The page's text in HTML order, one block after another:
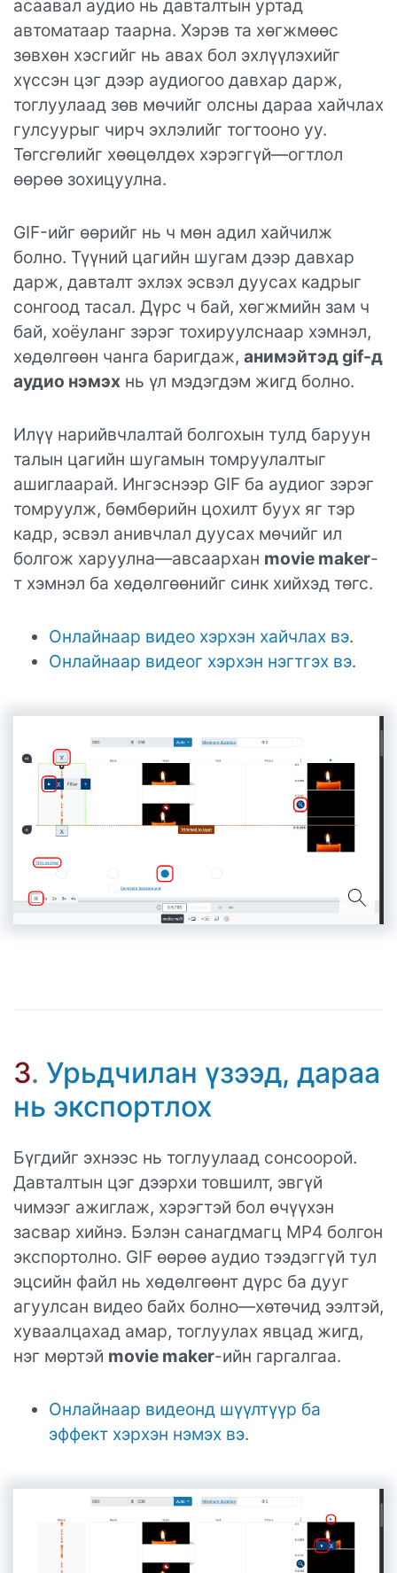
асаавал аудио нь давталтын уртад
автоматаар таарна. Хэрэв та хөгжмөөс
зөвхөн хэсгийг нь авах бол эхлүүлэхийг
хүссэн цэг дээр аудиогоо давхар дарж,
тоглуулаад зөв мөчийг олсны дараа хайчлах
гулсуурыг чирч эхлэлийг тогтооно уу.
Төгсгөлийг хөөцөлдөх хэрэггүй—огтлол
өөрөө зохицуулна.
GIF-ийг өөрийг нь ч мөн адил хайчилж
болно. Түүний цагийн шугам дээр давхар
дарж, давталт эхлэх эсвэл дуусах кадрыг
сонгоод тасал. Дүрс ч бай, хөгжмийн зам ч
бай, хоёуланг зэрэг тохируулснаар хэмнэл,
хөдөлгөөн чанга баригдаж, анимэйтэд gif-д
аудио нэмэх нь үл мэдэгдэм жигд болно.
Илүү нарийвчлалтай болгохын тулд баруун
талын цагийн шугамын томруулалтыг
ашиглаарай. Ингэснээр GIF ба аудиог зэрэг
томруулж, бөмбөрийн цохилт буух яг тэр
кадр, эсвэл анивчлал дуусах мөчийг ил
болгож харуулна—авсаархан movie maker-
т хэмнэл ба хөдөлгөөнийг синк хийхэд төгс.
Онлайнаар видео хэрхэн хайчлах вэ.
Онлайнаар видеог хэрхэн нэгтгэх вэ.
3. Урьдчилан үзээд, дараа
нь экспортлох
Бүгдийг эхнээс нь тоглуулаад сонсоорой.
Давталтын цэг дээрхи товшилт, эвгүй
чимээг ажиглаж, хэрэгтэй бол өчүүхэн
засвар хийнэ. Бэлэн санагдмагц MP4 болгон
экспортолно. GIF өөрөө аудио тээдэггүй тул
эцсийн файл нь хөдөлгөөнт дүрс ба дууг
агуулсан видео байх болно—хөтөчид ээлтэй,
хуваалцахад амар, тоглуулах явцад жигд,
нэг мөртэй movie maker-ийн гаргалгаа.
Онлайнаар видеонд шүүлтүүр ба
эффект хэрхэн нэмэх вэ.